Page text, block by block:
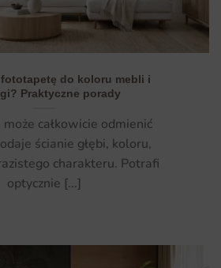
do koloru mebli i
Praktyczne porady
całkowicie odmienić
ścianie głębi, koloru,
charakteru. Potrafi
optycznie [...]